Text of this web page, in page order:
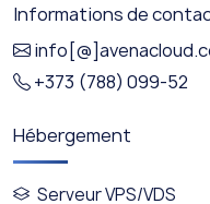
Informations de
+373 (788) 099-52
Hébergement
Serveur VPS/VDS